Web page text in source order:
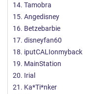
14. Tamobra
15. Angedisney
16. Betzebarbie
17. disneyfan60
18. iputCALIonmyback
19. MainStation
20. Irial
21. Ka*Ti*nker